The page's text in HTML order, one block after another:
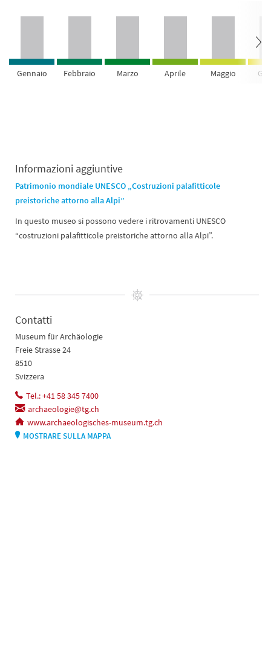
Gennaio Febbraio Marzo Aprile Maggio
Informazioni aggiuntive
Patrimonio mondiale UNESCO „Costruzioni palafitticole
preistoriche attorno alla Alpi”
In questo museo si possono vedere i ritrovamenti UNESCO
“costruzioni palafitticole preistoriche attorno alla Alpi”.
Contatti
Museum für Archäologie
Freie Strasse 24
8510
Svizzera
Tel.: +41 58 345 7400
archaeologie@tg.ch
www.archaeologisches-museum.tg.ch
MOSTRARE SULLA MAPPA